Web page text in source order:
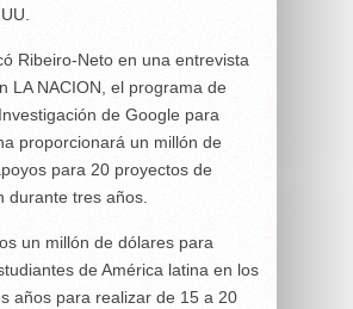
Ribeiro-Neto en una entrevista
LA NACION, el programa de
de Google para
proporcionará un millón de
para 20 proyectos de
durante tres años.
un millón de dólares para
de América latina en los
años para realizar de 15 a 20